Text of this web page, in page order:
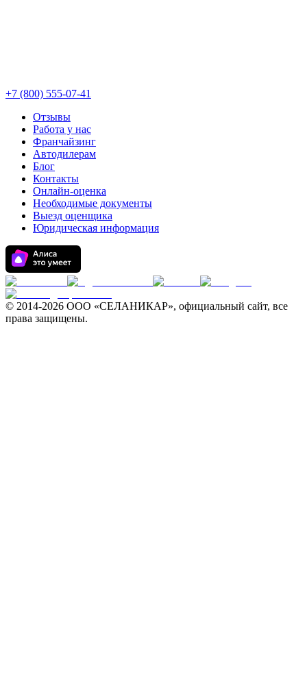
+7 (800) 555-07-41
Отзывы
Работа у нас
Франчайзинг
Автодилерам
Блог
Контакты
Онлайн-оценка
Необходимые документы
Выезд оценщика
Юридическая информация
© 2014-2026 ООО «СЕЛАНИКАР», официальный сайт, все
права защищены.